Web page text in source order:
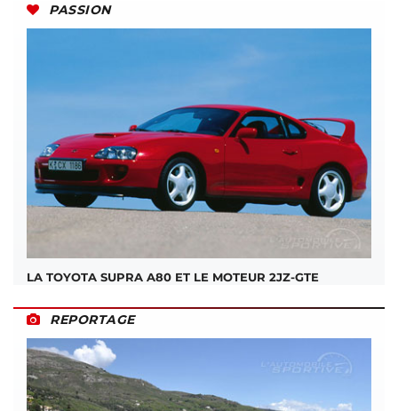
PASSION
LA TOYOTA SUPRA A80 ET LE MOTEUR 2JZ-GTE
REPORTAGE